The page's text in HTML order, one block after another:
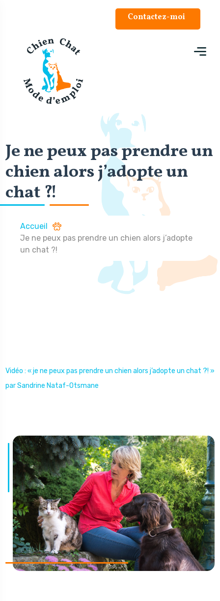
Contactez-moi
Je ne peux pas prendre un
chien alors j’adopte un
chat ?!
Accueil
Je ne peux pas prendre un chien alors j’adopte
un chat ?!
Vidéo : « je ne peux pas prendre un chien alors j’adopte un chat ?! »
par Sandrine Nataf-Otsmane